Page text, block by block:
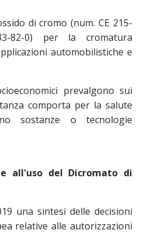
di cromo (num. CE 215-
82-0) per la cromatura
automobilistiche e
prevalgono sui
comporta per la salute
sostanze o tecnologie
all'uso del Dicromato di
una sintesi delle decisioni
relative alle autorizzazioni